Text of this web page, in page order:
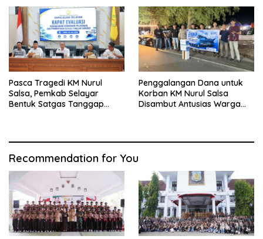
Pasca Tragedi KM Nurul
Salsa, Pemkab Selayar
Bentuk Satgas Tanggap
Penggalangan Dana untuk
Korban KM Nurul Salsa
Disambut Antusias Warga
Recommendation for You